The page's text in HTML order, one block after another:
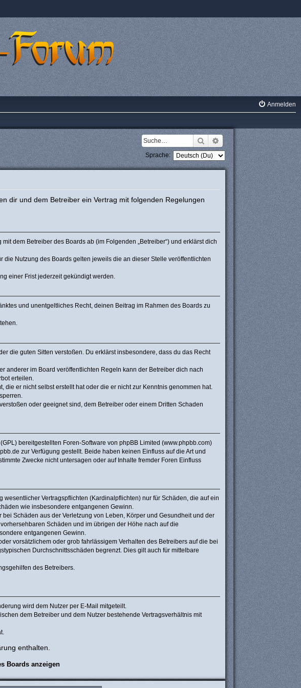
Anmelden
Suche Erweiterte Suche
Sprache:
dir und dem Betreiber ein Vertrag mit folgenden Regelungen
dem Betreiber des Boards ab (im Folgenden „Betreiber“) und erklärst dich
Nutzung des Boards gelten jeweils die an dieser Stelle veröffentlichten
einer Frist jederzeit gekündigt werden.
und unentgeltliches Recht, deinen Beitrag im Rahmen des Boards zu
die guten Sitten verstoßen. Du erklärst insbesondere, dass du das Recht
anderer im Board veröffentlichten Regeln kann der Betreiber dich nach
erteilen.
die er nicht selbst erstellt hat oder die er nicht zur Kenntnis genommen hat.
oder geeignet sind, dem Betreiber oder einem Dritten Schaden
(GPL) bereitgestellten Foren-Software von phpBB Limited (www.phpbb.com)
zur Verfügung gestellt. Beide haben keinen Einfluss auf die Art und
Zwecke nicht untersagen oder auf Inhalte fremder Foren Einfluss
Vertragspflichten (Kardinalpflichten) nur für Schäden, die auf ein
wie insbesondere entgangenen Gewinn.
Schäden aus der Verletzung von Leben, Körper und Gesundheit und der
Schäden und im übrigen der Höhe nach auf die
entgangenen Gewinn.
vorsätzlichem oder grob fahrlässigem Verhalten des Betreibers auf die bei
Durchschnittsschäden begrenzt. Dies gilt auch für mittelbare
des Betreibers.
wird dem Nutzer per E-Mail mitgeteilt.
dem Betreiber und dem Nutzer bestehende Vertragsverhältnis mit
enthalten.
Boards anzeigen